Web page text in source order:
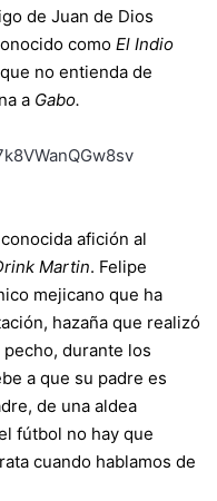
de Juan de Dios
como El Indio
no entienda de
a Gabo.
afición al
Martin. Felipe
mejicano que ha
hazaña que realizó
durante los
a que su padre es
de una aldea
fútbol no hay que
cuando hablamos de